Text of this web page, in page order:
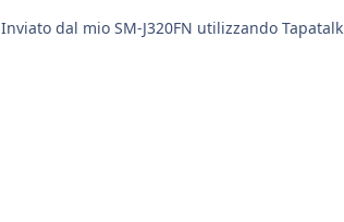
Inviato dal mio SM-J320FN utilizzando Tapatalk